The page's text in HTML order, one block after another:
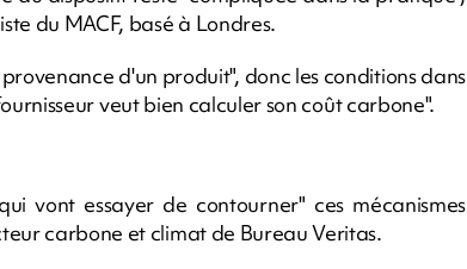
du MACF, basé à Londres.
d'un produit", donc les conditions dans
veut bien calculer son coût carbone".
vont essayer de contourner" ces mécanismes
carbone et climat de Bureau Veritas.